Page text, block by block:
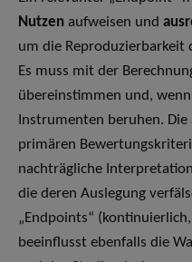
Nutzen aufweisen und
um die Reproduzierbarkeit
Es muss mit der
übereinstimmen und,
Instrumenten beruhen.
primären
nachträgliche
die deren Auslegung
„Endpoints“
beeinflusst ebenfalls die